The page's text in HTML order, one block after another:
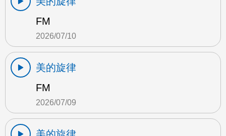
FM
2026/07/10
美的旋律
FM
2026/07/09